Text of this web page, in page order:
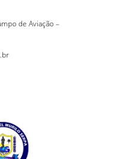
de Aviação –